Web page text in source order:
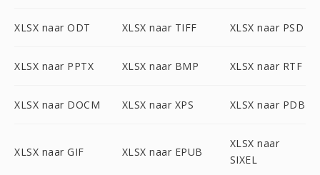
XLSX naar ODT XLSX naar TIFF XLSX naar PSD
XLSX naar PPTX XLSX naar BMP XLSX naar RTF
XLSX naar DOCM XLSX naar XPS XLSX naar PDB
XLSX naar GIF XLSX naar EPUB
XLSX naar
SIXEL